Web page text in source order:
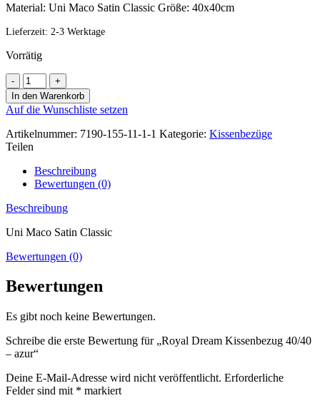
Material: Uni Maco Satin Classic Größe: 40x40cm
Lieferzeit: 2-3 Werktage
Vorrätig
Royal
Dream
Kissenbezug
40/40
-
azur
In den Warenkorb
Auf die Wunschliste setzen
Artikelnummer: 7190-155-11-1-1 Kategorie: Kissenbezüge
Teilen
Beschreibung
Bewertungen (0)
Beschreibung
Uni Maco Satin Classic
Bewertungen (0)
Bewertungen
Es gibt noch keine Bewertungen.
Schreibe die erste Bewertung für „Royal Dream Kissenbezug 40/40
– azur“
Deine E-Mail-Adresse wird nicht veröffentlicht. Erforderliche
Felder sind mit * markiert